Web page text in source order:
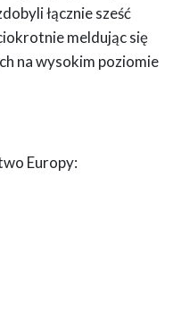
łącznie sześć
meldując się
na wysokim poziomie
Europy: